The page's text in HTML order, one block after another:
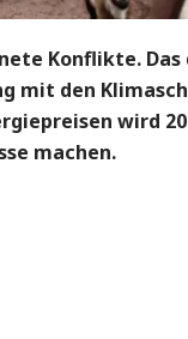
Konflikte. Das
mit den
wird
machen.